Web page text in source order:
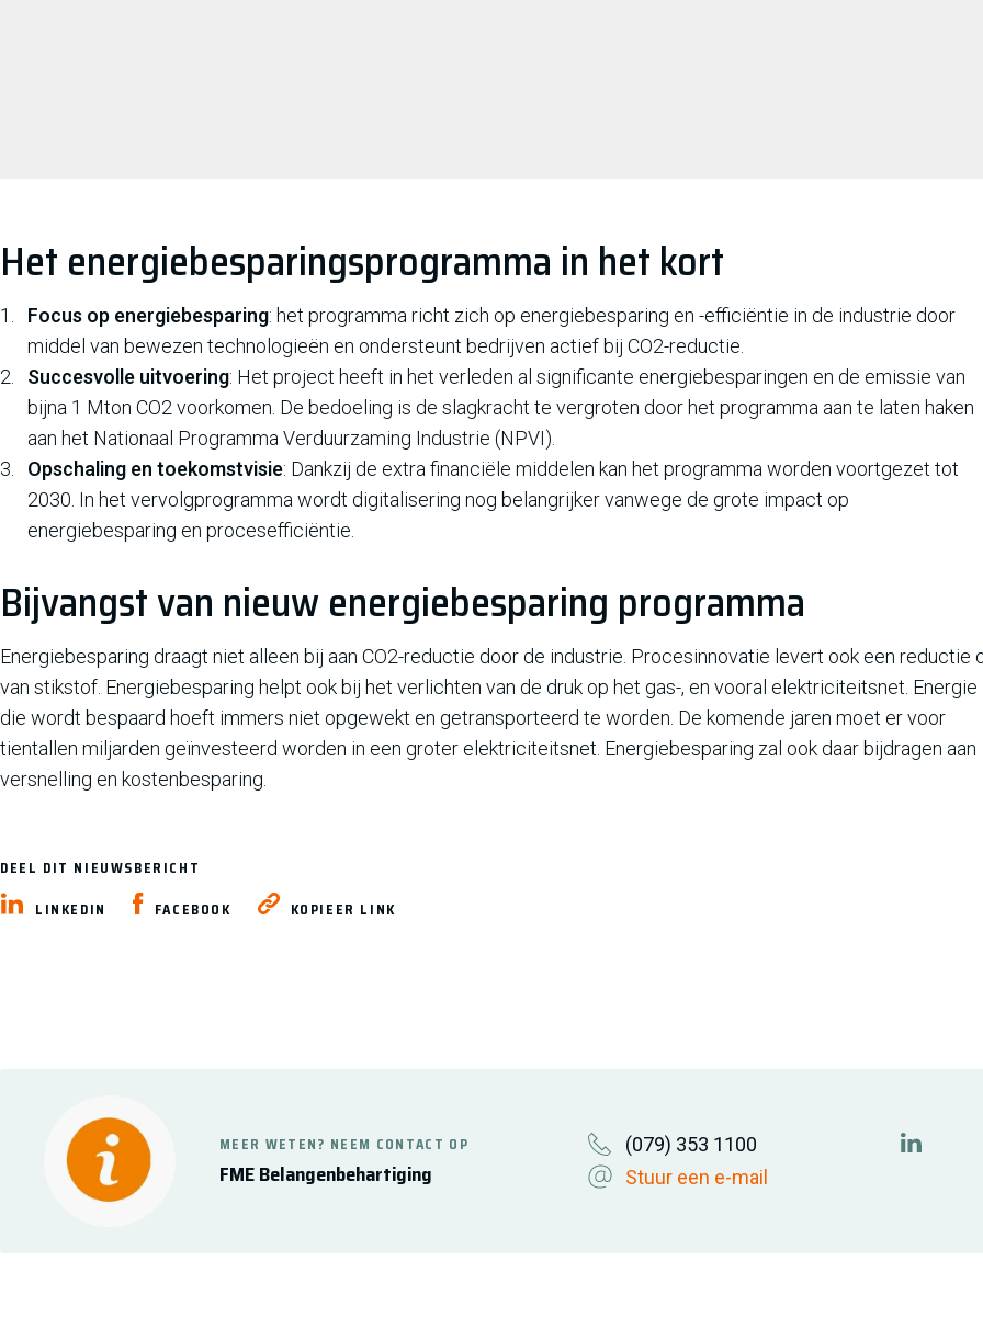
Het energiebesparingsprogramma in het kort
Focus op energiebesparing: het programma richt zich op energiebesparing en -efficiëntie in de industrie door
middel van bewezen technologieën en ondersteunt bedrijven actief bij CO2-reductie.
Succesvolle uitvoering: Het project heeft in het verleden al significante energiebesparingen en de emissie van
bijna 1 Mton CO2 voorkomen. De bedoeling is de slagkracht te vergroten door het programma aan te laten haken
aan het Nationaal Programma Verduurzaming Industrie (NPVI).
Opschaling en toekomstvisie: Dankzij de extra financiële middelen kan het programma worden voortgezet tot
2030. In het vervolgprogramma wordt digitalisering nog belangrijker vanwege de grote impact op
energiebesparing en procesefficiëntie.
Bijvangst van nieuw energiebesparing programma
Energiebesparing draagt niet alleen bij aan CO2-reductie door de industrie. Procesinnovatie levert ook een reductie
van stikstof. Energiebesparing helpt ook bij het verlichten van de druk op het gas-, en vooral elektriciteitsnet. Energie
die wordt bespaard hoeft immers niet opgewekt en getransporteerd te worden. De komende jaren moet er voor
tientallen miljarden geïnvesteerd worden in een groter elektriciteitsnet. Energiebesparing zal ook daar bijdragen aan
versnelling en kostenbesparing.
DEEL DIT NIEUWSBERICHT
LINKEDIN
FACEBOOK KOPIEER LINK
FME Belangenbehartiging
MEER WETEN? NEEM CONTACT OP
(079) 353 1100
Stuur een e-mail
https://